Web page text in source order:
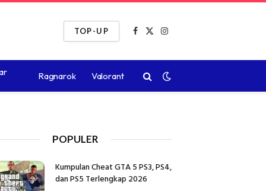
TOP-UP
Facebook
X
Instagram
Ragnarok Valorant
POPULER
Kumpulan Cheat GTA 5 PS3, PS4,
dan PS5 Terlengkap 2026